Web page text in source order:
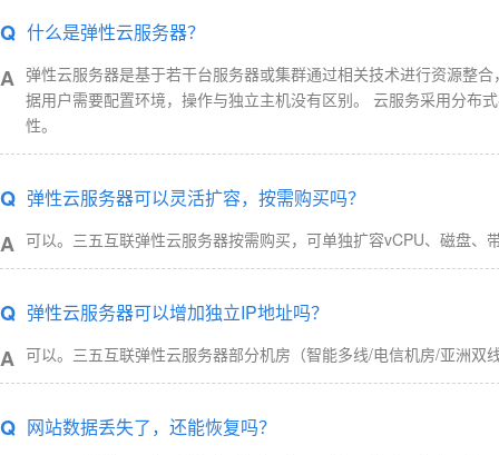
Q 什么是弹性云服务器？
A 弹性云服务器是基于若干台服务器或集群通过相关技术进行资源整
据用户需要配置环境，操作与独立主机没有区别。 云服务采用分布
性。
Q 弹性云服务器可以灵活扩容，按需购买吗？
A 可以。三五互联弹性云服务器按需购买，可单独扩容vCPU、磁盘、
Q 弹性云服务器可以增加独立IP地址吗？
A 可以。三五互联弹性云服务器部分机房（智能多线/电信机房/亚洲双
Q 网站数据丢失了，还能恢复吗？